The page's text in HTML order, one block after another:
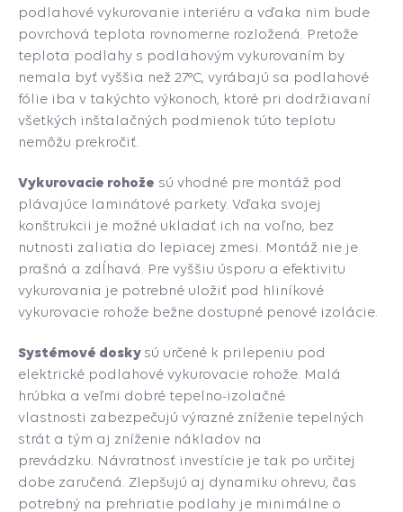
podlahové vykurovanie interiéru a vďaka nim bude
povrchová teplota rovnomerne rozložená.
Pretože
teplota podlahy s podlahovým vykurovaním by
nemala byť vyššia než 27°C, vyrábajú sa podlahové
fólie iba v takýchto výkonoch, ktoré pri dodržiavaní
všetkých inštalačných podmienok túto teplotu
nemôžu prekročiť.
Vykurovacie rohože sú vhodné pre montáž pod
plávajúce laminátové parkety. Vďaka svojej
konštrukcii je možné ukladať ich na voľno, bez
nutnosti zaliatia do lepiacej zmesi. Montáž nie je
prašná a zdĺhavá. Pre vyššiu úsporu a efektivitu
vykurovania je potrebné uložiť pod hliníkové
vykurovacie rohože bežne dostupné penové izolácie.
Systémové dosky sú určené k prilepeniu pod
elektrické podlahové vykurovacie rohože. Malá
hrúbka a veľmi dobré tepelno-izolačné
vlastnosti zabezpečujú výrazné zníženie tepelných
strát a tým aj zníženie nákladov na
prevádzku. Návratnosť investície je tak po určitej
dobe zaručená. Zlepšujú aj dynamiku ohrevu, čas
potrebný na prehriatie podlahy je minimálne o